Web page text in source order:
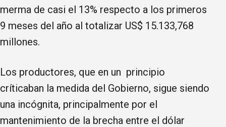
merma de casi el 13% respecto a los primeros
9 meses del año al totalizar US$ 15.133,768
millones.
Los productores, que en un principio
críticaban la medida del Gobierno, sigue siendo
una incógnita, principalmente por el
mantenimiento de la brecha entre el dólar